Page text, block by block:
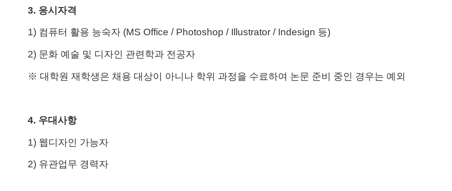
3. 응시자격
1) 컴퓨터 활용 능숙자(MS Office / Photoshop / Illustrator / Indesign 등)
2) 문화 예술 및 디자인 관련학과 전공자
※ 대학원 재학생은 채용 대상이 아니나 학위 과정을 수료하여 논문 준비 중인 경우는 예외
4. 우대사항
1) 웹디자인 가능자
2) 유관업무 경력자